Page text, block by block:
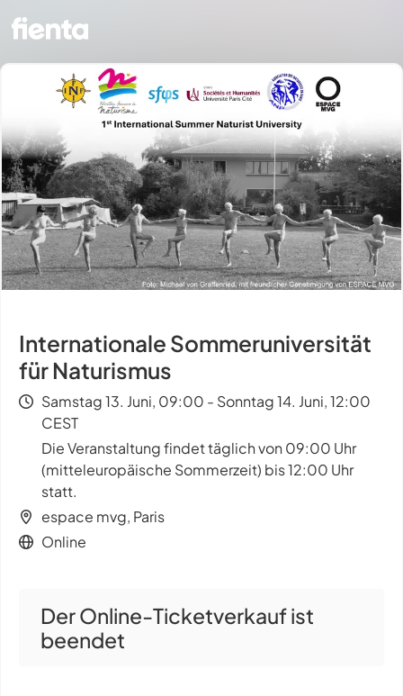
Internationale Sommeruniversität
für Naturismus
Samstag 13. Juni, 09:00 - Sonntag 14. Juni, 12:00
CEST
Die Veranstaltung findet täglich von 09:00 Uhr
(mitteleuropäische Sommerzeit) bis 12:00 Uhr
statt.
espace mvg, Paris
Online
Der Online-Ticketverkauf ist
beendet